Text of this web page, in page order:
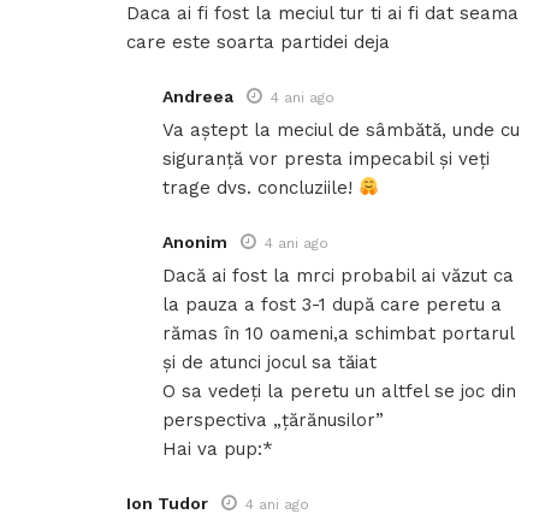
Daca ai fi fost la meciul tur ti ai fi dat seama
care este soarta partidei deja
Andreea 4 ani ago
Va aștept la meciul de sâmbătă, unde cu
siguranță vor presta impecabil și veți
trage dvs. concluziile!
Anonim 4 ani ago
Dacă ai fost la mrci probabil ai văzut ca
la pauza a fost 3-1 după care peretu a
rămas în 10 oameni,a schimbat portarul
și de atunci jocul sa tăiat
O sa vedeți la peretu un altfel se joc din
perspectiva „țărănusilor”
Hai va pup:*
Ion Tudor 4 ani ago